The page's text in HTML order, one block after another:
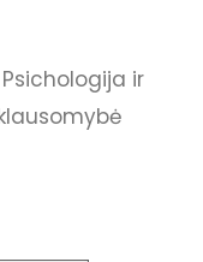
Psichologija ir